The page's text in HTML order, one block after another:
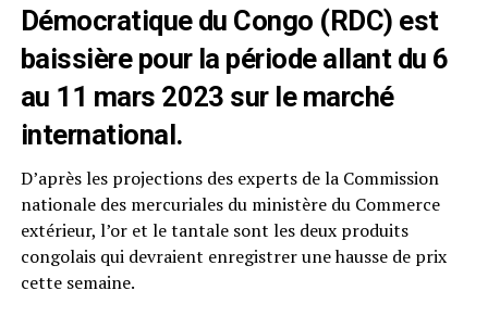
Démocratique du Congo (RDC) est
baissière pour la période allant du 6
au 11 mars 2023 sur le marché
international.
D’après les projections des experts de la Commission
nationale des mercuriales du ministère du Commerce
extérieur, l’or et le tantale sont les deux produits
congolais qui devraient enregistrer une hausse de prix
cette semaine.